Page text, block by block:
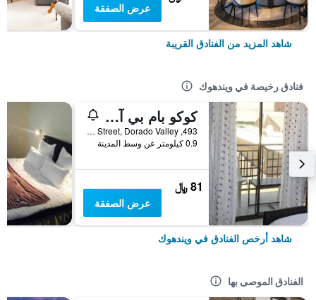
عرض الصفقة
شاهد المزيد من الفنادق القريبة
فنادق رخيصة في ويندهوك
كوكو بام بي آند بي
493, Coco Palm Street, Dorado Valley, ويندهوك, ناميبيا
0.9 كيلومتر عن وسط المدينة
81 ﷼
عرض الصفقة
شاهد أرخص الفنادق في ويندهوك
الفنادق الموصى بها